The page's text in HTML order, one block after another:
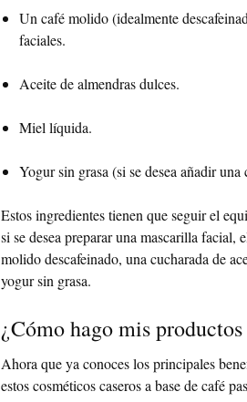
Un café molido (idealmente
faciales.
Aceite de almendras dulces.
Miel líquida.
Yogur sin grasa (si se desea añadir
Estos ingredientes tienen que seguir el
si se desea preparar una mascarilla
molido descafeinado, una cucharada de
yogur sin grasa.
¿Cómo hago mis productos
Ahora que ya conoces los principales
estos cosméticos caseros a base de café